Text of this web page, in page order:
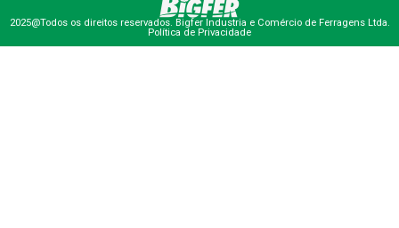
2025@Todos os direitos reservados. Bigfer Industria e Comércio de Ferragens Ltda.
Política de Privacidade